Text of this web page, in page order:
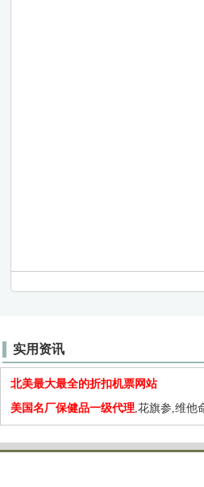
实用资讯
北美最大最全的折扣机票网站
美国名厂保健品一级代理,花旗参,维他